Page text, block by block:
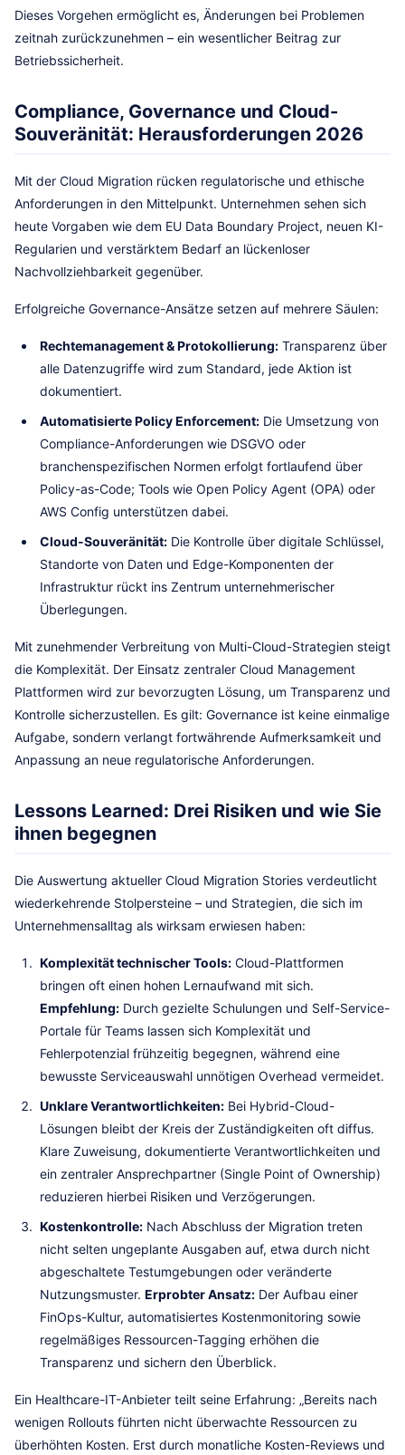
Dieses Vorgehen ermöglicht es, Änderungen bei Problemen
zeitnah zurückzunehmen – ein wesentlicher Beitrag zur
Betriebssicherheit.
Compliance, Governance und Cloud-
Souveränität: Herausforderungen 2026
Mit der Cloud Migration rücken regulatorische und ethische
Anforderungen in den Mittelpunkt. Unternehmen sehen sich
heute Vorgaben wie dem EU Data Boundary Project, neuen KI-
Regularien und verstärktem Bedarf an lückenloser
Nachvollziehbarkeit gegenüber.
Erfolgreiche Governance-Ansätze setzen auf mehrere Säulen:
Rechtemanagement & Protokollierung: Transparenz über
alle Datenzugriffe wird zum Standard, jede Aktion ist
dokumentiert.
Automatisierte Policy Enforcement: Die Umsetzung von
Compliance-Anforderungen wie DSGVO oder
branchenspezifischen Normen erfolgt fortlaufend über
Policy-as-Code; Tools wie Open Policy Agent (OPA) oder
AWS Config unterstützen dabei.
Cloud-Souveränität: Die Kontrolle über digitale Schlüssel,
Standorte von Daten und Edge-Komponenten der
Infrastruktur rückt ins Zentrum unternehmerischer
Überlegungen.
Mit zunehmender Verbreitung von Multi-Cloud-Strategien steigt
die Komplexität. Der Einsatz zentraler Cloud Management
Plattformen wird zur bevorzugten Lösung, um Transparenz und
Kontrolle sicherzustellen. Es gilt: Governance ist keine einmalige
Aufgabe, sondern verlangt fortwährende Aufmerksamkeit und
Anpassung an neue regulatorische Anforderungen.
Lessons Learned: Drei Risiken und wie Sie
ihnen begegnen
Die Auswertung aktueller Cloud Migration Stories verdeutlicht
wiederkehrende Stolpersteine – und Strategien, die sich im
Unternehmensalltag als wirksam erwiesen haben:
Komplexität technischer Tools: Cloud-Plattformen
bringen oft einen hohen Lernaufwand mit sich.
Empfehlung: Durch gezielte Schulungen und Self-Service-
Portale für Teams lassen sich Komplexität und
Fehlerpotenzial frühzeitig begegnen, während eine
bewusste Serviceauswahl unnötigen Overhead vermeidet.
Unklare Verantwortlichkeiten: Bei Hybrid-Cloud-
Lösungen bleibt der Kreis der Zuständigkeiten oft diffus.
Klare Zuweisung, dokumentierte Verantwortlichkeiten und
ein zentraler Ansprechpartner (Single Point of Ownership)
reduzieren hierbei Risiken und Verzögerungen.
Kostenkontrolle: Nach Abschluss der Migration treten
nicht selten ungeplante Ausgaben auf, etwa durch nicht
abgeschaltete Testumgebungen oder veränderte
Nutzungsmuster. Erprobter Ansatz: Der Aufbau einer
FinOps-Kultur, automatisiertes Kostenmonitoring sowie
regelmäßiges Ressourcen-Tagging erhöhen die
Transparenz und sichern den Überblick.
Ein Healthcare-IT-Anbieter teilt seine Erfahrung: „Bereits nach
wenigen Rollouts führten nicht überwachte Ressourcen zu
überhöhten Kosten. Erst durch monatliche Kosten-Reviews und